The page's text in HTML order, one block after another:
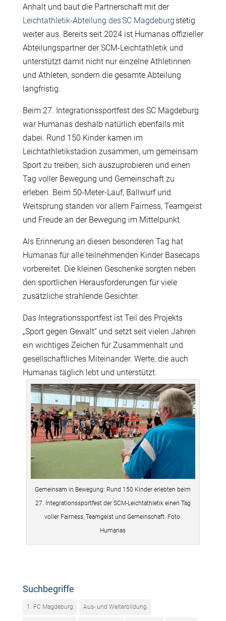
Anhalt und baut die Partnerschaft mit der
Leichtathletik-Abteilung des SC Magdeburg stetig
weiter aus. Bereits seit 2024 ist Humanas offizieller
Abteilungspartner der SCM-Leichtathletik und
unterstützt damit nicht nur einzelne Athletinnen
und Athleten, sondern die gesamte Abteilung
langfristig.
Beim 27. Integrationssportfest des SC Magdeburg
war Humanas deshalb natürlich ebenfalls mit
dabei. Rund 150 Kinder kamen im
Leichtathletikstadion zusammen, um gemeinsam
Sport zu treiben, sich auszuprobieren und einen
Tag voller Bewegung und Gemeinschaft zu
erleben. Beim 50-Meter-Lauf, Ballwurf und
Weitsprung standen vor allem Fairness, Teamgeist
und Freude an der Bewegung im Mittelpunkt.
Als Erinnerung an diesen besonderen Tag hat
Humanas für alle teilnehmenden Kinder Basecaps
vorbereitet. Die kleinen Geschenke sorgten neben
den sportlichen Herausforderungen für viele
zusätzliche strahlende Gesichter.
Das Integrationssportfest ist Teil des Projekts
„Sport gegen Gewalt“ und setzt seit vielen Jahren
ein wichtiges Zeichen für Zusammenhalt und
gesellschaftliches Miteinander. Werte, die auch
Humanas täglich lebt und unterstützt.
Gemeinsam in Bewegung: Rund 150 Kinder erlebten beim
27. Integrationssportfest der SCM-Leichtathletik einen Tag
voller Fairness, Teamgeist und Gemeinschaft. Foto:
Humanas
Suchbegriffe
1. FC Magdeburg Aus- und Weiterbildung